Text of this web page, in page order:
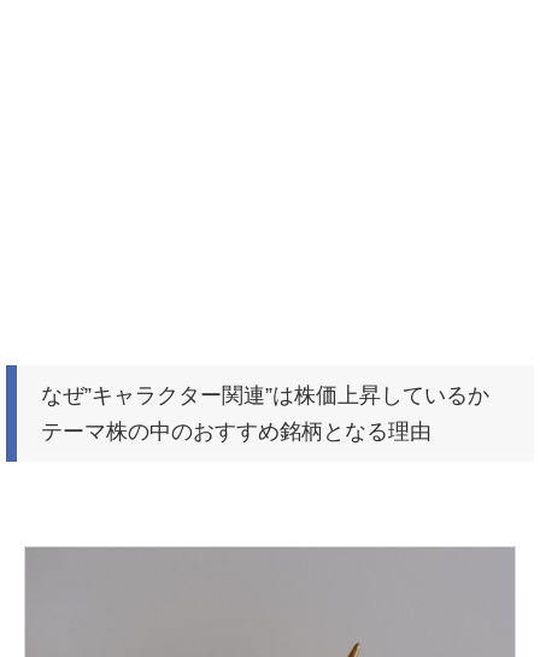
なぜ”キャラクター関連”は株価上昇しているか
テーマ株の中のおすすめ銘柄となる理由